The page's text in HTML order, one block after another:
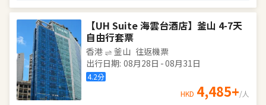
收費自助停車。 50 間空調客房提供加熱地板；您定能在旅途
中找到家的舒適。簡易廚房配有冰箱、爐灶和微波爐。提供
免費無線網絡，方便您與朋友保持聯繫。便利設施包括洗衣
機，按要求提供提供客房服務；還可應要求提供熨斗/熨板。
【UH Suite 海雲台酒店】釜山 4-7天
自由行套票
香港 釜山 往返機票
出行日期: 08月28日 -08月31日
4.2分
HKD 4,485+/人